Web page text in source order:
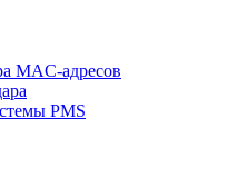
MAC-адресов
PMS